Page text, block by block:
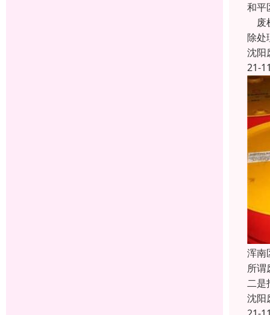
和平
废
除处
沈阳
21-
浑南
所
二是
沈阳